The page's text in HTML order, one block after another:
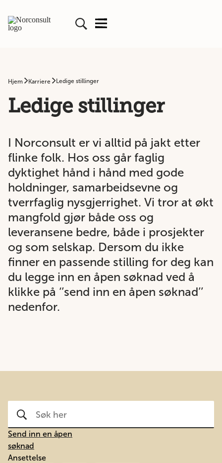
Hjem Karriere Ledige stillinger
Ledige stillinger
I Norconsult er vi alltid på jakt etter
flinke folk. Hos oss går faglig
dyktighet hånd i hånd med gode
holdninger, samarbeidsevne og
tverrfaglig nysgjerrighet. Vi tror at økt
mangfold gjør både oss og
leveransene bedre, både i prosjekter
og som selskap. Dersom du ikke
finner en passende stilling for deg kan
du legge inn en åpen søknad ved å
klikke på ‘’send inn en åpen søknad’’
nedenfor.
Send inn en åpen
søknad
Ansettelse